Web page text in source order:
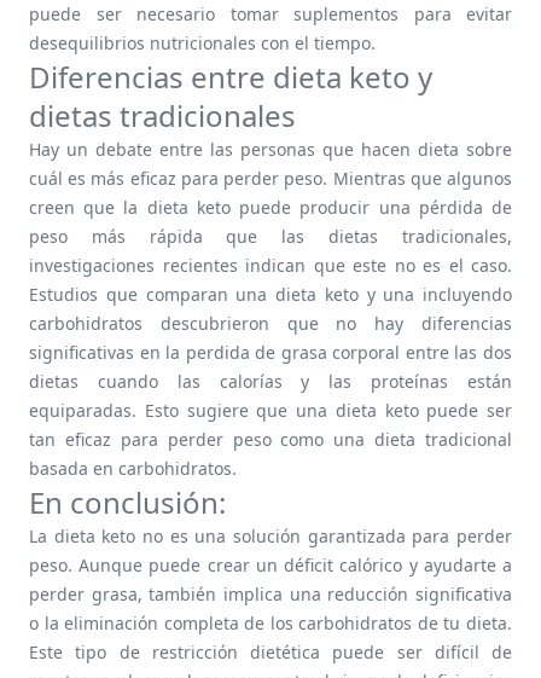
puede ser necesario tomar suplementos para evitar
desequilibrios nutricionales con el tiempo.
Diferencias entre dieta keto y
dietas tradicionales
Hay un debate entre las personas que hacen dieta sobre
cuál es más eficaz para perder peso. Mientras que algunos
creen que la dieta keto puede producir una pérdida de
peso más rápida que las dietas tradicionales,
investigaciones recientes indican que este no es el caso.
Estudios que comparan una dieta keto y una incluyendo
carbohidratos descubrieron que no hay diferencias
significativas en la perdida de grasa corporal entre las dos
dietas cuando las calorías y las proteínas están
equiparadas. Esto sugiere que una dieta keto puede ser
tan eficaz para perder peso como una dieta tradicional
basada en carbohidratos.
En conclusión:
La dieta keto no es una solución garantizada para perder
peso. Aunque puede crear un déficit calórico y ayudarte a
perder grasa, también implica una reducción significativa
o la eliminación completa de los carbohidratos de tu dieta.
Este tipo de restricción dietética puede ser difícil de